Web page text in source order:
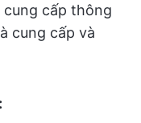
cấp thông
cung cấp và